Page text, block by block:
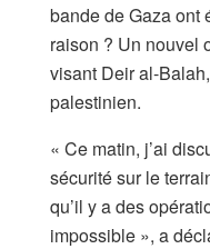
bande de Gaza ont
raison ? Un nouvel
visant Deir al-
palestinien.
« Ce matin, j’ai
sécurité sur le
qu’il y a des
impossible », a